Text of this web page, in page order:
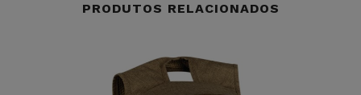
PRODUTOS RELACIONADOS